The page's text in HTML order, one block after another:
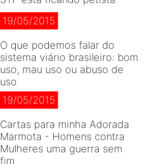
19/05/2015
O que podemos falar do
sistema viário brasileiro: bom
uso, mau uso ou abuso de
uso
19/05/2015
Cartas para minha Adorada
Marmota - Homens contra
Mulheres uma guerra sem
fim